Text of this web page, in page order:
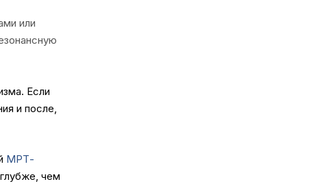
или
Если
и после,
МРТ-
чем